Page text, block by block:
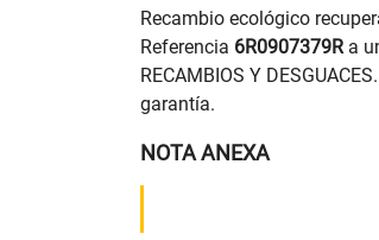
Recambio ecológico
Referencia 6R0907379Ra
RECAMBIOS Y
garantía.
NOTA ANEXA